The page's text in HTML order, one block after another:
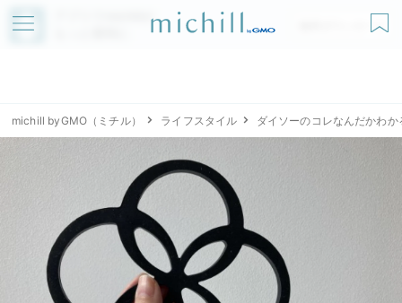
アプリでmichillが
無料ダウンロード
michill byGMO（ミチル） ライフスタイル ダイソーのコレなんだかわ